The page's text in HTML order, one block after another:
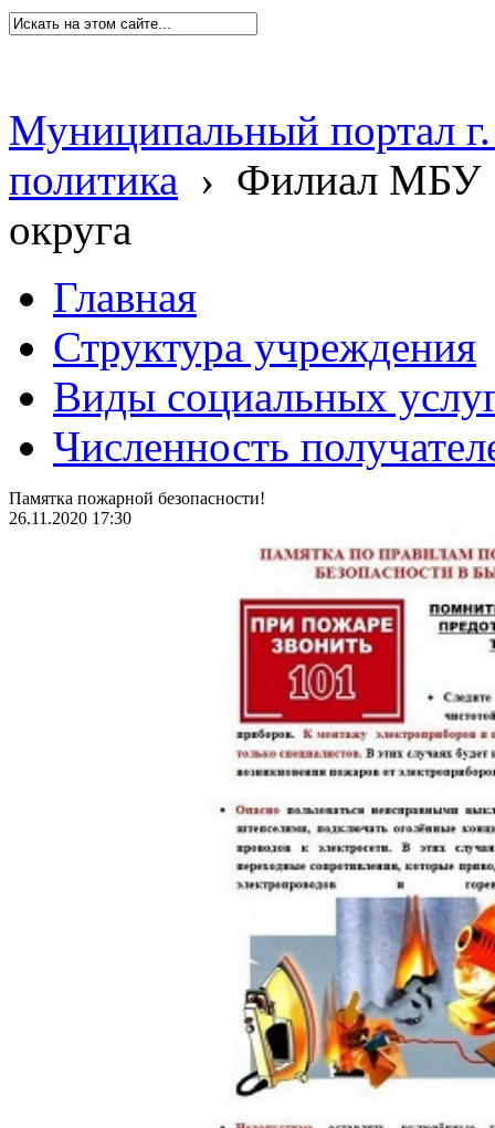
Муниципальный портал
политика › Филиал МБУ
округа
Главная
Структура учреждения
Виды социальных
Численность
Памятка пожарной безопасности!
26.11.2020 17:30